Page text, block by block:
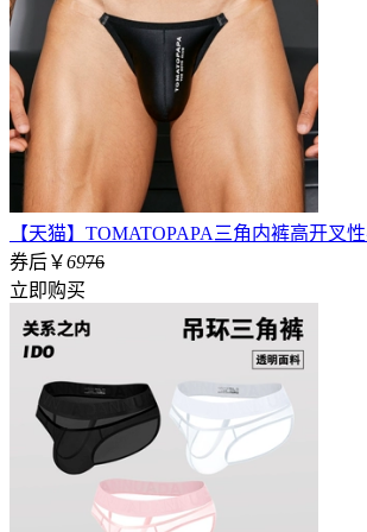
【天猫】TOMATOPAPA三角内裤高开叉
券后￥6976
立即购买